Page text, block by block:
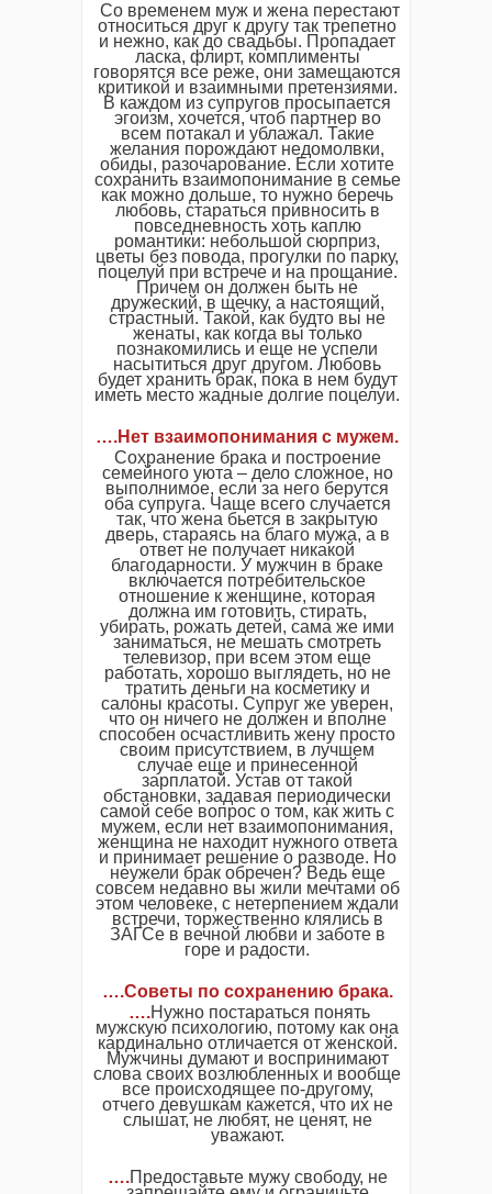
Со временем муж и жена перестают
относиться друг к другу так трепетно
и нежно, как до свадьбы. Пропадает
ласка, флирт, комплименты
говорятся все реже, они замещаются
критикой и взаимными претензиями.
В каждом из супругов просыпается
эгоизм, хочется, чтоб партнер во
всем потакал и ублажал. Такие
желания порождают недомолвки,
обиды, разочарование. Если хотите
сохранить взаимопонимание в семье
как можно дольше, то нужно беречь
любовь, стараться привносить в
повседневность хоть каплю
романтики: небольшой сюрприз,
цветы без повода, прогулки по парку,
поцелуй при встрече и на прощание.
Причем он должен быть не
дружеский, в щечку, а настоящий,
страстный. Такой, как будто вы не
женаты, как когда вы только
познакомились и еще не успели
насытиться друг другом. Любовь
будет хранить брак, пока в нем будут
иметь место жадные долгие поцелуи.
….Нет взаимопонимания с мужем.
Сохранение брака и построение
семейного уюта – дело сложное, но
выполнимое, если за него берутся
оба супруга. Чаще всего случается
так, что жена бьется в закрытую
дверь, стараясь на благо мужа, а в
ответ не получает никакой
благодарности. У мужчин в браке
включается потребительское
отношение к женщине, которая
должна им готовить, стирать,
убирать, рожать детей, сама же ими
заниматься, не мешать смотреть
телевизор, при всем этом еще
работать, хорошо выглядеть, но не
тратить деньги на косметику и
салоны красоты. Супруг же уверен,
что он ничего не должен и вполне
способен осчастливить жену просто
своим присутствием, в лучшем
случае еще и принесенной
зарплатой. Устав от такой
обстановки, задавая периодически
самой себе вопрос о том, как жить с
мужем, если нет взаимопонимания,
женщина не находит нужного ответа
и принимает решение о разводе. Но
неужели брак обречен? Ведь еще
совсем недавно вы жили мечтами об
этом человеке, с нетерпением ждали
встречи, торжественно клялись в
ЗАГСе в вечной любви и заботе в
горе и радости.
….Советы по сохранению брака.
….Нужно постараться понять
мужскую психологию, потому как она
кардинально отличается от женской.
Мужчины думают и воспринимают
слова своих возлюбленных и вообще
все происходящее по-другому,
отчего девушкам кажется, что их не
слышат, не любят, не ценят, не
уважают.
….Предоставьте мужу свободу, не